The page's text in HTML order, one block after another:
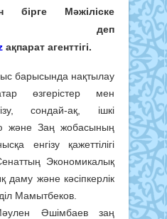
бірге Мәжіліске
деп
ақпарат агенттігі.
барысында нақтылау
өзгерістер мен
сондай-ақ, ішкі
және Заң жобасының
енгізу қажеттілігі
Экономикалық
даму және кәсіпкерлік
Мамытбеков.
Әшімбаев заң